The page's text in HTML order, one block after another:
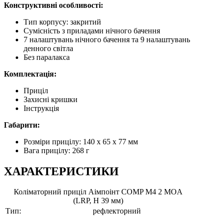
Конструктивні особливості:
Тип корпусу: закритий
Сумісність з приладами нічного бачення
7 налаштувань нічного бачення та 9 налаштувань
денного світла
Без паралакса
Комплектація:
Приціл
Захисні кришки
Інструкція
Габарити:
Розміри прицілу: 140 х 65 х 77 мм
Вага прицілу: 268 г
ХАРАКТЕРИСТИКИ
Коліматорний приціл Аімпоінт COMP M4 2 MOA
(LRP, H 39 мм)
Тип:
рефлекторний